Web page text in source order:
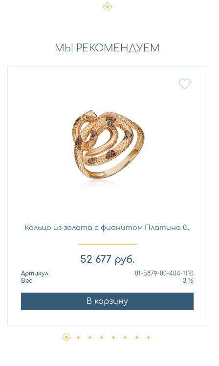
МЫ РЕКОМЕНДУЕМ
Кольцо из золота с фианитом Платина 0...
52 677 руб.
Артикул
01-5879-00-404-1110
Вес
3,16
В корзину